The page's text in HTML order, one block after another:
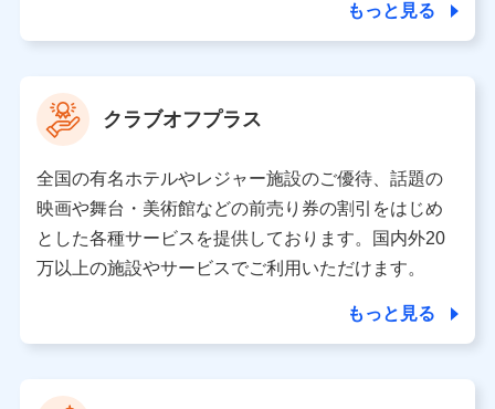
上記に係る案内・手続き・管理等付帯業務を行うため
【当該個人データの管理について責任を有する者の名称・住
所・代表者名】
当該個人データを取り扱う各共同利用者（詳細は次のとお
り）
東京都千代田区永田町2丁目11番1号 山王パークタワー
株式会社NTTドコモ 代表取締役社長 前田 義晃
東京都中央区日本橋人形町2-14-10 アーバンネット日本橋
ビル 3F
もっと見る
クラブオフプラス
全国の有名ホテルやレジャー施設のご優待、話題の
映画や舞台・美術館などの前売り券の割引をはじめ
とした各種サービスを提供しております。国内外20
万以上の施設やサービスでご利用いただけます。
もっと見る